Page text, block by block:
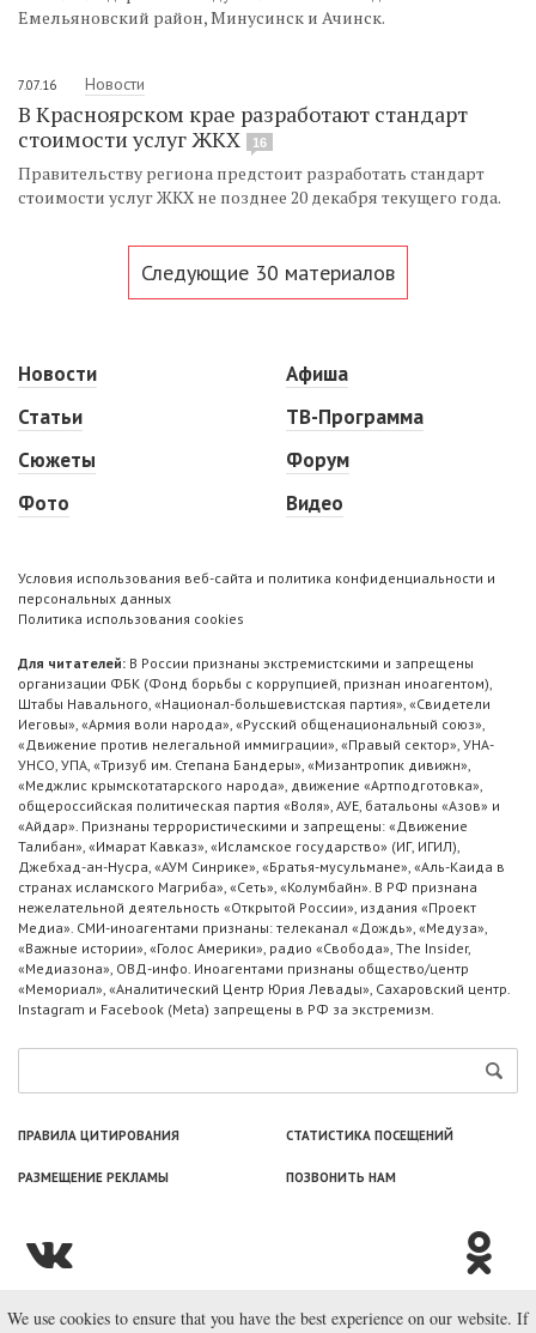
Емельяновский район, Минусинск и Ачинск.
7.07.16 Новости
В Красноярском крае разработают стандарт
стоимости услуг ЖКХ
16
Правительству региона предстоит разработать стандарт
стоимости услуг ЖКХ не позднее 20 декабря текущего года.
Следующие 30 материалов
Новости
Статьи
Сюжеты
Фото
Афиша
ТВ-Программа
Форум
Видео
Условия использования веб-сайта и политика конфиденциальности и
персональных данных
Политика использования cookies
Для читателей: В России признаны экстремистскими и запрещены
организации ФБК (Фонд борьбы с коррупцией, признан иноагентом),
Штабы Навального, «Национал-большевистская партия», «Свидетели
Иеговы», «Армия воли народа», «Русский общенациональный союз»,
«Движение против нелегальной иммиграции», «Правый сектор», УНА-
УНСО, УПА, «Тризуб им. Степана Бандеры», «Мизантропик дивижн»,
«Меджлис крымскотатарского народа», движение «Артподготовка»,
общероссийская политическая партия «Воля», АУЕ, батальоны «Азов» и
«Айдар». Признаны террористическими и запрещены: «Движение
Талибан», «Имарат Кавказ», «Исламское государство» (ИГ, ИГИЛ),
Джебхад-ан-Нусра, «АУМ Синрике», «Братья-мусульмане», «Аль-Каида в
странах исламского Магриба», «Сеть», «Колумбайн». В РФ признана
нежелательной деятельность «Открытой России», издания «Проект
Медиа». СМИ-иноагентами признаны: телеканал «Дождь», «Медуза»,
«Важные истории», «Голос Америки», радио «Свобода», The Insider,
«Медиазона», ОВД-инфо. Иноагентами признаны общество/центр
«Мемориал», «Аналитический Центр Юрия Левады», Сахаровский центр.
Instagram и Facebook (Metа) запрещены в РФ за экстремизм.
ПРАВИЛА ЦИТИРОВАНИЯ СТАТИСТИКА ПОСЕЩЕНИЙ
РАЗМЕЩЕНИЕ РЕКЛАМЫ ПОЗВОНИТЬ НАМ
© ООО «Лаборатория Новоcтей», 2003—2026.
We use cookies to ensure that you have the best experience on our website. If